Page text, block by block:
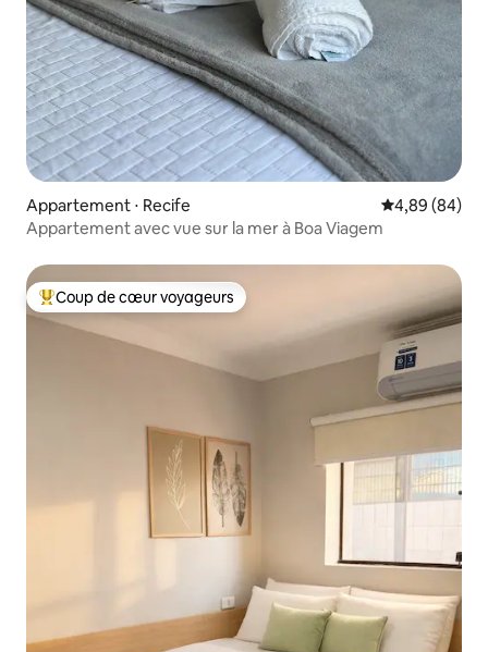
Appartement ⋅ Recife Évaluation
4,89 (84)
Appartement avec vue sur la mer à Boa Viagem
Coups de cœur voyageurs les plus appréciés
Coup de cœur voyageurs